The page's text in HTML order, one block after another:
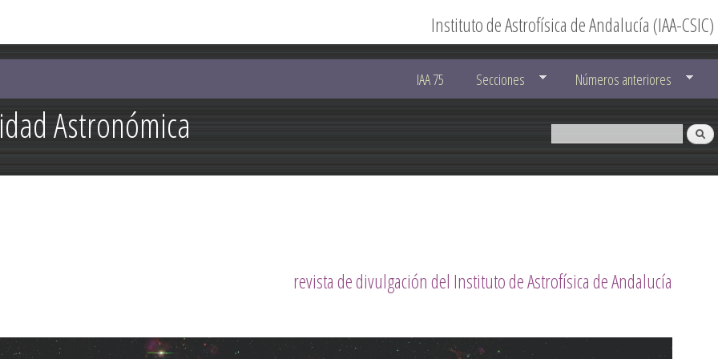
contenido
principal
Astronómica
Instituto de Astrofísica de Andalucía (IAA-CSIC)
IAA 75 Secciones Números anteriores
revista de divulgación del Instituto de Astrofísica de Andalucía